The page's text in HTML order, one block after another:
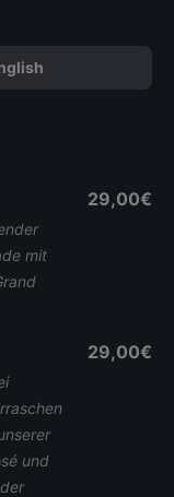
mit
29,00€
und
29,00€